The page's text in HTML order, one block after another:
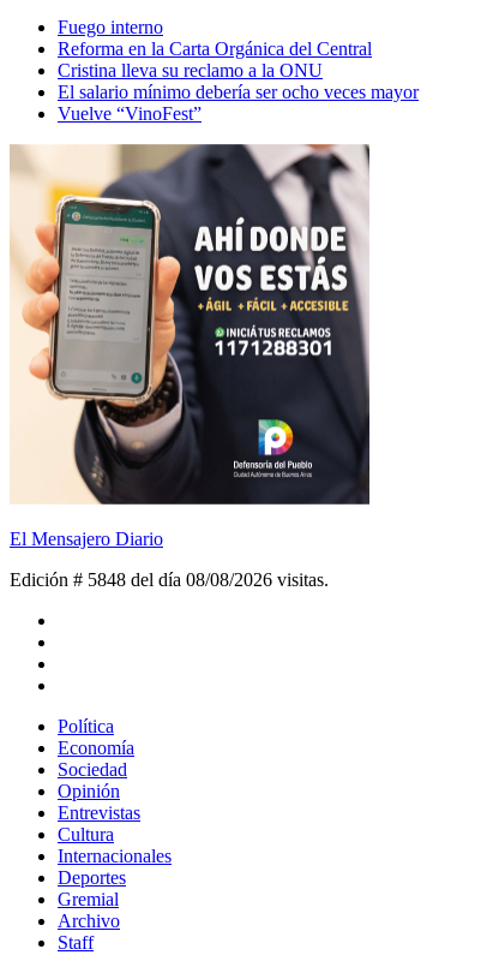
Fuego interno
Reforma en la Carta Orgánica del Central
Cristina lleva su reclamo a la ONU
El salario mínimo debería ser ocho veces mayor
Vuelve “VinoFest”
El Mensajero Diario
Edición # 5848 del día 08/08/2026 visitas.
Política
Economía
Sociedad
Opinión
Entrevistas
Cultura
Internacionales
Deportes
Gremial
Archivo
Staff